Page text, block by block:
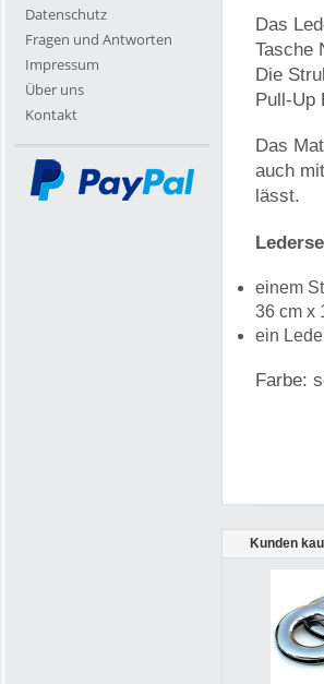
Datenschutz
Fragen und Antworten
Impressum
Über uns
Kontakt
Das
Tasche
Die
Pull-Up
Das
auch
lässt.
einem
36 cm x
ein
Farbe:
Kunden